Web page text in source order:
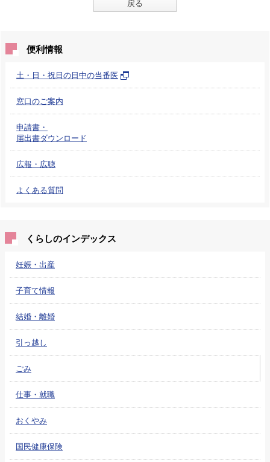
戻る
便利情報
土・日・祝日の日中の当番医
窓口のご案内
申請書・
届出書ダウンロード
広報・広聴
よくある質問
くらしのインデックス
妊娠・出産
子育て情報
結婚・離婚
引っ越し
ごみ
仕事・就職
おくやみ
国民健康保険